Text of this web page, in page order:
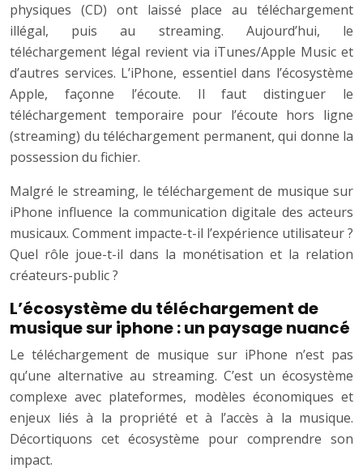
physiques (CD) ont laissé place au téléchargement
illégal, puis au streaming. Aujourd’hui, le
téléchargement légal revient via iTunes/Apple Music et
d’autres services. L’iPhone, essentiel dans l’écosystème
Apple, façonne l’écoute. Il faut distinguer le
téléchargement temporaire pour l’écoute hors ligne
(streaming) du téléchargement permanent, qui donne la
possession du fichier.
Malgré le streaming, le téléchargement de musique sur
iPhone influence la communication digitale des acteurs
musicaux. Comment impacte-t-il l’expérience utilisateur ?
Quel rôle joue-t-il dans la monétisation et la relation
créateurs-public ?
L’écosystème du téléchargement de
musique sur iphone : un paysage nuancé
Le téléchargement de musique sur iPhone n’est pas
qu’une alternative au streaming. C’est un écosystème
complexe avec plateformes, modèles économiques et
enjeux liés à la propriété et à l’accès à la musique.
Décortiquons cet écosystème pour comprendre son
impact.